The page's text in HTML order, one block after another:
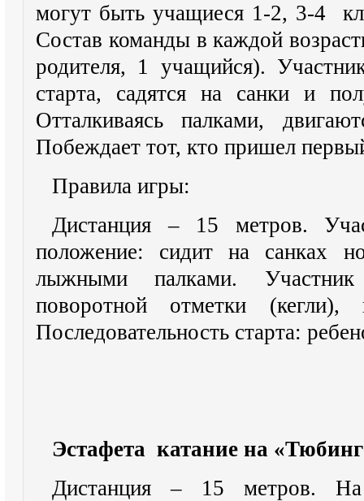
могут быть учащиеся 1-2, 3-4
Состав команды в каждой
родителя, 1 учащийся).
старта, садятся на санки и
Отталкиваясь палками,
Побеждает тот, кто пришел
Правила игры:
Дистанция – 15 метров.
положение: сидит на санках
лыжными палками.
поворотной отметки (кегли),
Последовательность старта:
Эстафета катание на
Дистанция – 15 метров. На